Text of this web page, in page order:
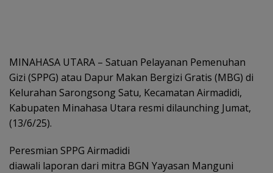
MINAHASA UTARA – Satuan Pelayanan Pemenuhan
Gizi (SPPG) atau Dapur Makan Bergizi Gratis (MBG) di
Kelurahan Sarongsong Satu, Kecamatan Airmadidi,
Kabupaten Minahasa Utara resmi dilaunching Jumat,
(13/6/25).
Peresmian SPPG Airmadidi
diawali laporan dari mitra BGN Yayasan Manguni